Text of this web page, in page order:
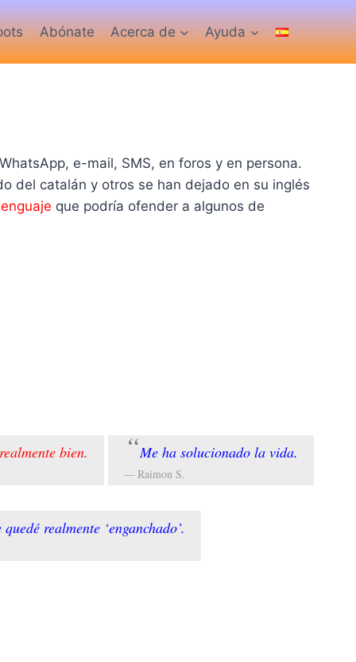
Abónate Acerca de Ayuda
e-mail, SMS, en foros y en persona.
del catalán y otros se han dejado en su inglés
que podría ofender a algunos de
bien. Me ha solucionado la vida.
Raimon S.
realmente ‘enganchado’.